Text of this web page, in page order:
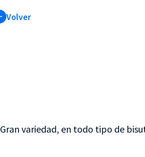
Volver
Gran variedad, en todo tipo de